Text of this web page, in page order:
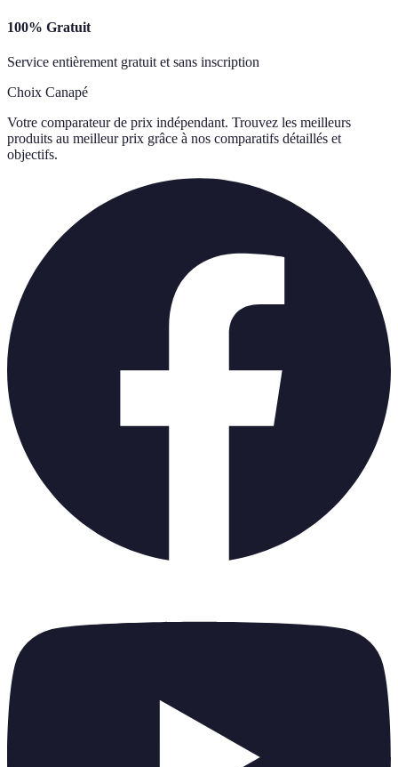
100% Gratuit
Service entièrement gratuit et sans inscription
Choix Canapé
Votre comparateur de prix indépendant. Trouvez les meilleurs
produits au meilleur prix grâce à nos comparatifs détaillés et
objectifs.